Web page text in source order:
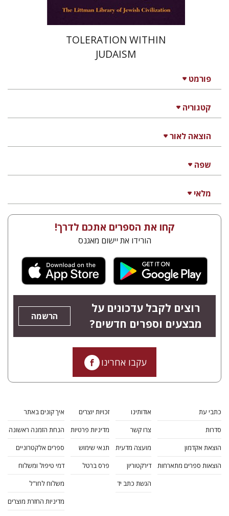
פורמט
קטגוריה
הוצאה לאור
שפה
מלאי
TOLERATION WITHIN
JUDAISM
קחו את הספרים אתכם לדרך!
הורידו את יישום מאגנס
רוצים לקבל עדכונים על
מבצעים וספרים חדשים?
הרשמה
עקבו אחרינו
כתבי עת
סדרות
הוצאת אקדמון
הוצאות ספרים מתארחות
אודותינו
צרו קשר
מועצה מדעית
דירקטוריון
הגשת כתב יד
זכויות יוצרים
מדיניות פרטיות
תנאי שימוש
פרס ברטל
איך קונים באתר
הנחת הזמנה ראשונה
ספרים אלקטרוניים
דמי טיפול ומשלוח
משלוח לחו"ל
מדיניות החזרת מוצרים